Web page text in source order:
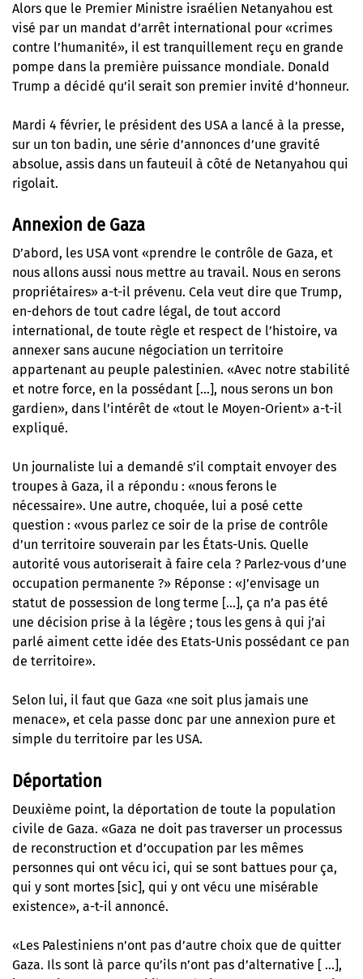
Alors que le Premier Ministre israélien Netanyahou est
visé par un mandat d’arrêt international pour «crimes
contre l’humanité», il est tranquillement reçu en grande
pompe dans la première puissance mondiale. Donald
Trump a décidé qu’il serait son premier invité d’honneur.
Mardi 4 février, le président des USA a lancé à la presse,
sur un ton badin, une série d’annonces d’une gravité
absolue, assis dans un fauteuil à côté de Netanyahou qui
rigolait.
Annexion de Gaza
D’abord, les USA vont «prendre le contrôle de Gaza, et
nous allons aussi nous mettre au travail. Nous en serons
propriétaires» a-t-il prévenu. Cela veut dire que Trump,
en-dehors de tout cadre légal, de tout accord
international, de toute règle et respect de l’histoire, va
annexer sans aucune négociation un territoire
appartenant au peuple palestinien. «Avec notre stabilité
et notre force, en la possédant […], nous serons un bon
gardien», dans l’intérêt de «tout le Moyen-Orient» a-t-il
expliqué.
Un journaliste lui a demandé s’il comptait envoyer des
troupes à Gaza, il a répondu : «nous ferons le
nécessaire». Une autre, choquée, lui a posé cette
question : «vous parlez ce soir de la prise de contrôle
d’un territoire souverain par les États-Unis. Quelle
autorité vous autoriserait à faire cela ? Parlez-vous d’une
occupation permanente ?» Réponse : «J’envisage un
statut de possession de long terme […], ça n’a pas été
une décision prise à la légère ; tous les gens à qui j’ai
parlé aiment cette idée des Etats-Unis possédant ce pan
de territoire».
Selon lui, il faut que Gaza «ne soit plus jamais une
menace», et cela passe donc par une annexion pure et
simple du territoire par les USA.
Déportation
Deuxième point, la déportation de toute la population
civile de Gaza. «Gaza ne doit pas traverser un processus
de reconstruction et d’occupation par les mêmes
personnes qui ont vécu ici, qui se sont battues pour ça,
qui y sont mortes [sic], qui y ont vécu une misérable
existence», a-t-il annoncé.
«Les Palestiniens n’ont pas d’autre choix que de quitter
Gaza. Ils sont là parce qu’ils n’ont pas d’alternative [ …],